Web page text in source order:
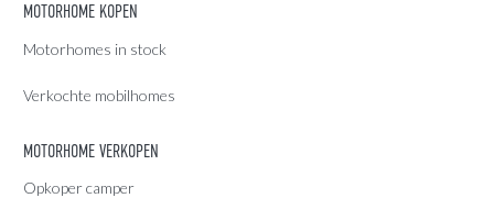
MOTORHOME KOPEN
Motorhomes in stock
Verkochte mobilhomes
MOTORHOME VERKOPEN
Opkoper camper